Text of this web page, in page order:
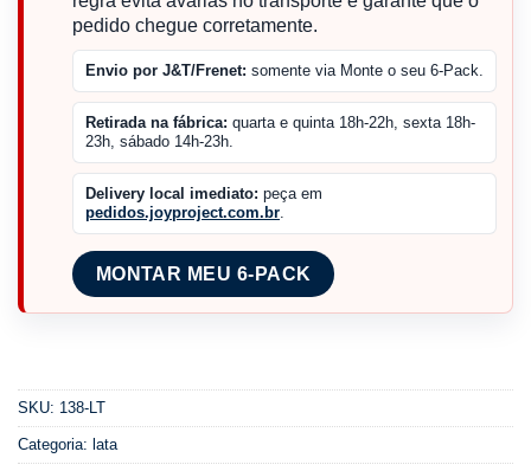
pedido chegue corretamente.
Envio por J&T/Frenet: somente via Monte o seu 6-Pack.
Retirada na fábrica: quarta e quinta 18h-22h, sexta 18h-
23h, sábado 14h-23h.
Delivery local imediato: peça em
pedidos.joyproject.com.br.
MONTAR MEU 6-PACK
SKU: 138-LT
Categoria: lata